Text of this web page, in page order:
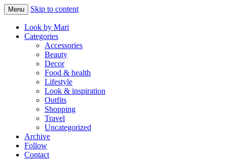
LOOK BY MARI
Makeup & beauty blog
Menu Skip to content
Look by Mari
Categories
Accessories
Beauty
Decor
Food & health
Lifestyle
Look & inspiration
Outfits
Shopping
Travel
Uncategorized
Archive
Follow
Contact